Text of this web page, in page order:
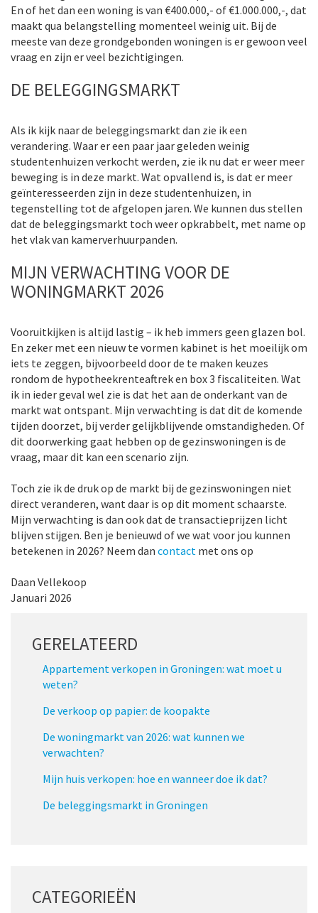
En of het dan een woning is van €400.000,- of €1.000.000,-, dat
maakt qua belangstelling momenteel weinig uit. Bij de
meeste van deze grondgebonden woningen is er gewoon veel
vraag en zijn er veel bezichtigingen.
DE BELEGGINGSMARKT
Als ik kijk naar de beleggingsmarkt dan zie ik een
verandering. Waar er een paar jaar geleden weinig
studentenhuizen verkocht werden, zie ik nu dat er weer meer
beweging is in deze markt. Wat opvallend is, is dat er meer
geïnteresseerden zijn in deze studentenhuizen, in
tegenstelling tot de afgelopen jaren. We kunnen dus stellen
dat de beleggingsmarkt toch weer opkrabbelt, met name op
het vlak van kamerverhuurpanden.
MIJN VERWACHTING VOOR DE
WONINGMARKT 2026
Vooruitkijken is altijd lastig – ik heb immers geen glazen bol.
En zeker met een nieuw te vormen kabinet is het moeilijk om
iets te zeggen, bijvoorbeeld door de te maken keuzes
rondom de hypotheekrenteaftrek en box 3 fiscaliteiten. Wat
ik in ieder geval wel zie is dat het aan de onderkant van de
markt wat ontspant. Mijn verwachting is dat dit de komende
tijden doorzet, bij verder gelijkblijvende omstandigheden. Of
dit doorwerking gaat hebben op de gezinswoningen is de
vraag, maar dit kan een scenario zijn.
Toch zie ik de druk op de markt bij de gezinswoningen niet
direct veranderen, want daar is op dit moment schaarste.
Mijn verwachting is dan ook dat de transactieprijzen licht
blijven stijgen. Ben je benieuwd of we wat voor jou kunnen
betekenen in 2026? Neem dan contact met ons op
Daan Vellekoop
Januari 2026
GERELATEERD
Appartement verkopen in Groningen: wat moet u
weten?
De verkoop op papier: de koopakte
De woningmarkt van 2026: wat kunnen we
verwachten?
Mijn huis verkopen: hoe en wanneer doe ik dat?
De beleggingsmarkt in Groningen
CATEGORIEËN